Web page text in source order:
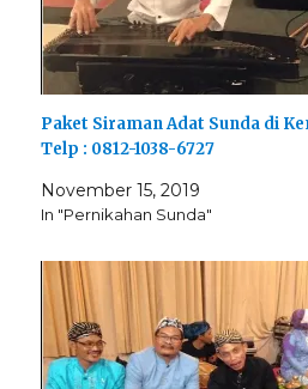
Paket Siraman Adat Sunda di
Telp : 0812-1038-6727
November 15, 2019
In "Pernikahan Sunda"